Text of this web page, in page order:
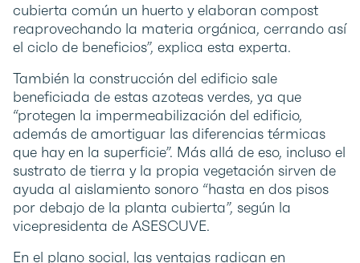
cubierta común un huerto y elaboran compost
reaprovechando la materia orgánica, cerrando así
el ciclo de beneficios”, explica esta experta.
También la construcción del edificio sale
beneficiada de estas azoteas verdes, ya que
“protegen la impermeabilización del edificio,
además de amortiguar las diferencias térmicas
que hay en la superficie”. Más allá de eso, incluso el
sustrato de tierra y la propia vegetación sirven de
ayuda al aislamiento sonoro “hasta en dos pisos
por debajo de la planta cubierta”, según la
vicepresidenta de ASESCUVE.
En el plano social, las ventajas radican en